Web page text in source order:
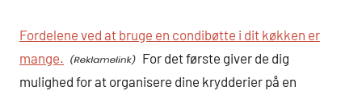
Fordelene ved at bruge en condibøtte i dit køkken er
mange.
For det første giver de dig
mulighed for at organisere dine krydderier på en